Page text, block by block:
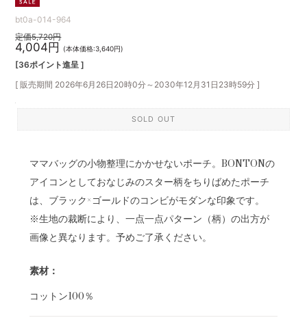
bt0a-014-964
定価5,720円
4,004円 (本体価格:3,640円)
[36ポイント進呈 ]
[ 販売期間 2026年6月26日20時0分～ 2030年12月31日23時59分 ]
SOLD OUT
ママバッグの小物整理にかかせないポーチ。BONTONの
アイコンとしておなじみのスター柄をちりばめたポーチ
は、ブラック×ゴールドのコンビがモダンな印象です。
※生地の裁断により、一点一点パターン（柄）の出方が
画像と異なります。予めご了承ください。
素材：
コットン100％